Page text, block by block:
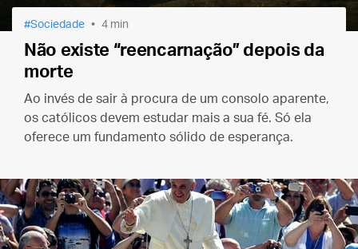
Sociedade 4 min
Não existe “reencarnação” depois da
morte
Ao invés de sair à procura de um consolo aparente,
os católicos devem estudar mais a sua fé. Só ela
oferece um fundamento sólido de esperança.